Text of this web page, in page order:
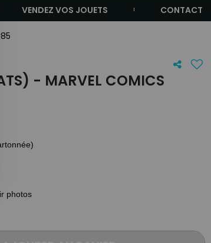
VENDEZ VOS JOUETS CONTACT
- MARVEL COMICS
photos